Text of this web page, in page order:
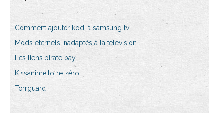
Comment ajouter kodi à samsung tv
Mods éternels inadaptés à la télévision
Les liens pirate bay
Kissanime.to re zéro
Torrguard